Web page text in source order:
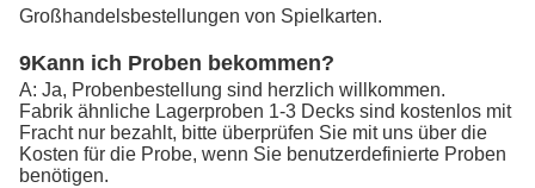
Großhandelsbestellungen von Spielkarten.
9Kann ich Proben bekommen?
A: Ja, Probenbestellung sind herzlich willkommen.
Fabrik ähnliche Lagerproben 1-3 Decks sind kostenlos mit
Fracht nur bezahlt, bitte überprüfen Sie mit uns über die
Kosten für die Probe, wenn Sie benutzerdefinierte Proben
benötigen.